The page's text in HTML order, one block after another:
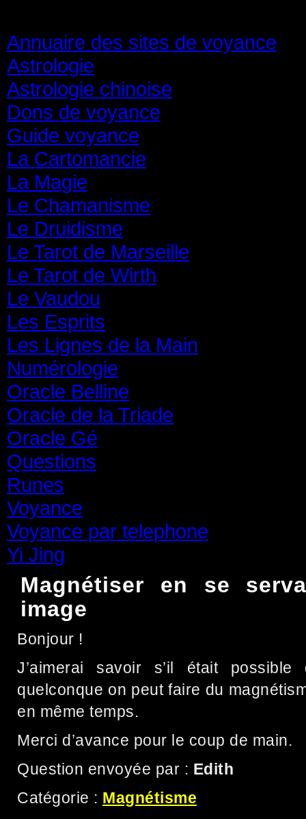
Annuaire des sites de voyance
Astrologie
Astrologie chinoise
Dons de voyance
Guide voyance
La Cartomancie
La Magie
Le Chamanisme
Le Druidisme
Le Tarot de Marseille
Le Tarot de Wirth
Le Vaudou
Les Esprits
Les Lignes de la Main
Numérologie
Oracle Belline
Oracle de la Triade
Oracle Gé
Questions
Runes
Voyance
Voyance par telephone
Yi Jing
Magnétiser en se
image
Bonjour !
J’aimerai savoir s’il était
quelconque on peut faire du
en même temps.
Merci d’avance pour le coup de main.
Question envoyée par : Edith
Catégorie : Magnétisme